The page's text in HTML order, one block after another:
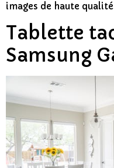
images de haute
Tablette
Samsung